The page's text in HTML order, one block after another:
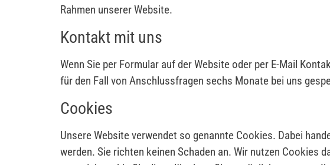
Rahmen unserer Website.
Kontakt mit uns
Wenn Sie per Formular auf der Website oder per E-Mail
für den Fall von Anschlussfragen sechs Monate bei uns
Cookies
Unsere Website verwendet so genannte Cookies. Dabei
werden. Sie richten keinen Schaden an. Wir nutzen Cookies